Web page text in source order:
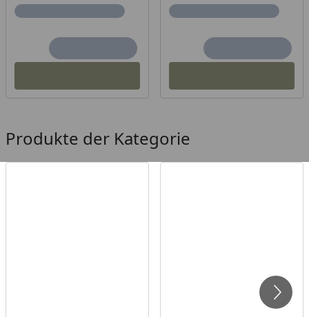
Produkte der Kategorie